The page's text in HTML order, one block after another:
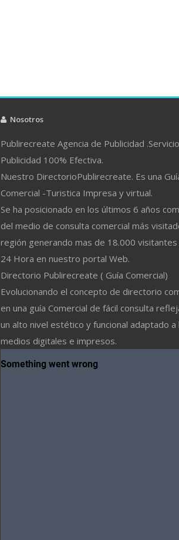
Nosotros
Publirecreate Agencia de Publicidad
Publicidad 100% Efectiva.
Nuestro DirectorioPublirecreate. Es una
Comercial -Turistica Impresa y virtual.
Se ha posicionado en los últimos 6 años
del medio de consulta comercial más
región generando mas de 18.000 visitantes
24 Hora en nuestro portal Web.
Directorio Publirecreate ( Guía Comercial)
Evolucionando el concepto de directorio
en una guía Comercial de fácil consulta
un alto nivel estético y funcional adaptado a
medios digitales e impresos.